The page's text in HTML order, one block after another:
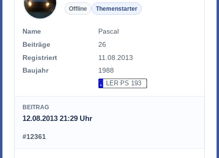
Offline Themenstarter
Name
Pascal
Beiträge
26
Registriert
11.08.2013
Baujahr
1988
LER PS 193
BEITRAG
12.08.2013 21:29 Uhr
#12361